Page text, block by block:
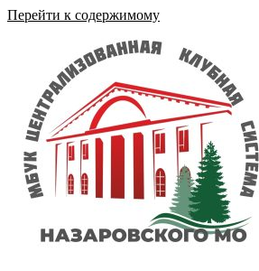
Перейти к содержимому